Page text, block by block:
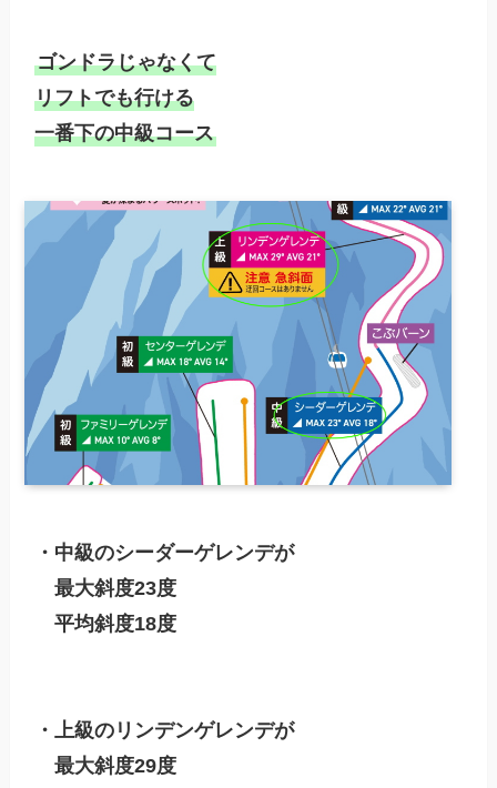
ゴンドラじゃなくて
リフトでも行ける
一番下の中級コース
・中級のシーダーゲレンデが
最大斜度23度
平均斜度18度
・上級のリンデンゲレンデが
最大斜度29度